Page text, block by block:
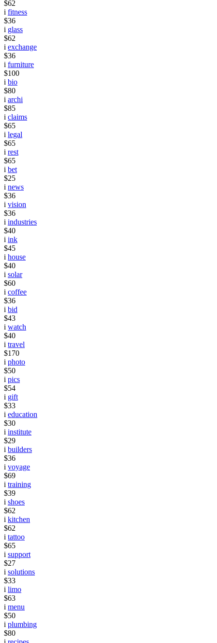
$62
i fitness
$36
i glass
$62
i exchange
$36
i furniture
$100
i bio
$80
i archi
$85
i claims
$65
i legal
$65
i rest
$65
i bet
$25
i news
$36
i vision
$36
i industries
$40
i ink
$45
i house
$40
i solar
$60
i coffee
$36
i bid
$43
i watch
$40
i travel
$170
i photo
$50
i pics
$54
i gift
$33
i education
$30
i institute
$29
i builders
$36
i voyage
$69
i training
$39
i shoes
$62
i kitchen
$62
i tattoo
$65
i support
$27
i solutions
$33
i limo
$63
i menu
$50
i plumbing
$80